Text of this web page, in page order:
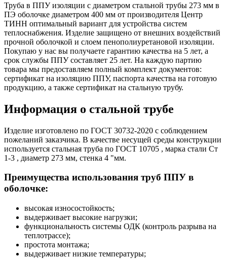
Труба в ППУ изоляции с диаметром стальной трубы 273 мм в
ПЭ оболочке диаметром 400 мм от производителя Центр
ТИНН оптимальный вариант для устройства систем
теплоснабжения. Изделие защищено от внешних воздействий
прочной оболочкой и слоем пенополиуретановой изоляции.
Покупаю у нас вы получаете гарантию качества на 5 лет, а
срок службы ППУ составляет 25 лет. На каждую партию
товара мы предоставляем полный комплект документов:
сертификат на изоляцию ППУ, паспорта качества на готовую
продукцию, а также сертификат на стальную трубу.
Информация о стальной трубе
Изделие изготовлено по ГОСТ 30732-2020 с соблюдением
пожеланий заказчика. В качестве несущей среды конструкции
используется стальная труба по ГОСТ 10705 , марка стали Ст
1-3 , диаметр 273 мм, стенка 4 "мм.
Преимущества использования труб ППУ в
оболочке:
высокая износостойкость;
выдерживает высокие нагрузки;
функциональность системы ОДК (контроль разрыва на
теплотрассе);
простота монтажа;
выдерживает низкие температуры;